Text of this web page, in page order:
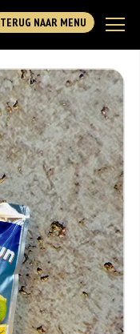
TERUG NAAR MENU